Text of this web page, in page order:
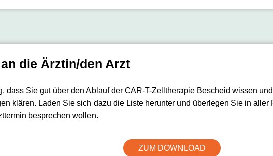
die Ärztin/den Arzt
dass Sie gut über den Ablauf der CAR-T-Zelltherapie Bescheid wissen
klären. Laden Sie sich dazu die Liste herunter und überlegen Sie in aller
besprechen wollen.
ZUM DOWNLOAD